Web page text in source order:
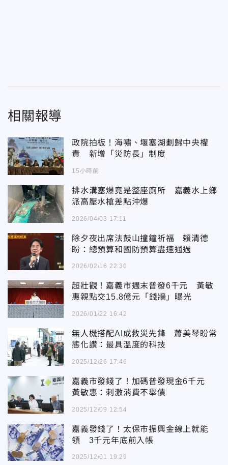
相關報導
政院拍板！海嘯、堰塞湖劃歸中央權
責 新增「災防長」制度
15小時前
排水溝塞爆竟是整座廁所 嘉義水上鄉
派高壓水槍差點沖爆
2026/04/03 17:11
除夕夜出席法鼓山撞鐘祈福 賴清德
盼：總預算和國防預算盡速通過
2026/02/16 22:30
超壯觀！嘉義市週末普發6千元 黃敏
惠親點交15.8億元「錢牆」曝光
2026/01/22 16:42
無人機搭配AI成救災先鋒 蕭美琴盼常
態化讚：最具溫度的科技
2025/12/26 17:46
嘉義市發錢了！加碼普發現金6千元
黃敏惠：刺激消費不舉債
2025/12/09 12:54
嘉義發錢了！太保市振興金線上就能
領 3千元年底前入帳
2025/12/01 19:29